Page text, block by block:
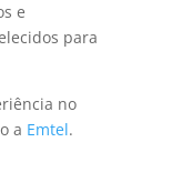
e
para
no
a Emtel.